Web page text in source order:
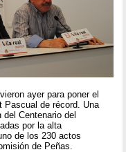
ayer para poner el
Pascual de récord. Una
Centenario del
por la alta
de los 230 actos
de Peñas.